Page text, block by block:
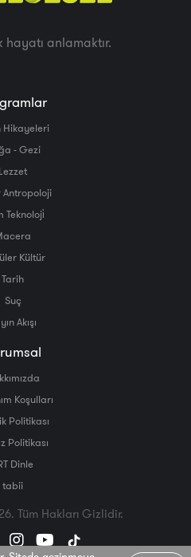
hayatı anlamaktır.
Hikayeleri
- Gezi
Lezzet
Antropoloji
Teknoloji̇
Kültür
Tarih
Suç
Akışı
Koşulları
Politikası
Politikası
Dinle
tabii
Tüm Hakları Gizlidir.